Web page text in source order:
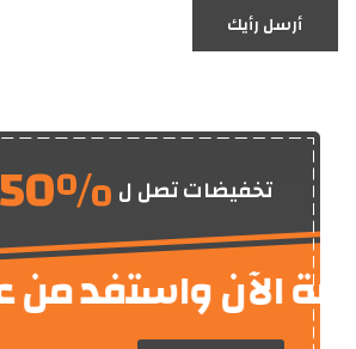
أرسل رأيك
تخفيضات تصل ل 50%
الآن واستفد من